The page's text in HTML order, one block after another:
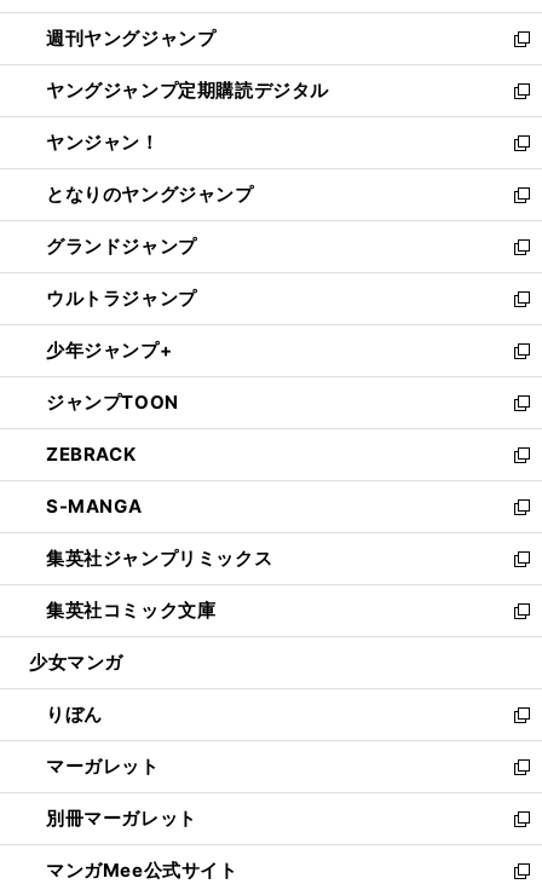
開
く
ウ
で
開
く
ン
ド
ウ
で
開
く
ウ
ィ
ン
ド
ウ
で
開
く
週刊ヤングジャンプ
新
し
い
ウ
ィ
ン
ド
ウ
で
開
く
ヤングジャンプ定期購読デジタル
新
し
い
ウ
ィ
ン
ド
ウ
で
開
く
ヤンジャン！
新
し
い
ウ
ィ
ン
ド
ウ
で
開
く
となりのヤングジャンプ
新
し
い
ウ
ィ
ン
ド
ウ
で
開
く
グランドジャンプ
新
し
い
ウ
ィ
ン
ド
ウ
で
開
く
ウルトラジャンプ
新
し
い
ウ
ィ
ン
ド
ウ
で
開
く
少年ジャンプ+
新
し
い
ウ
ィ
ン
ド
ウ
で
開
く
ジャンプTOON
新
し
い
ウ
ィ
ン
ド
ウ
で
開
ZEBRACK
新
し
い
ウ
ィ
ン
ド
ウ
開
く
S-MANGA
新
し
い
ウ
ィ
ン
ウ
で
開
く
集英社ジャンプリミックス
新
し
い
ウ
ン
ド
ウ
で
開
く
集英社コミック文庫
新
し
ウ
ィ
ン
ド
ウ
で
開
く
少女マンガ
りぼん
新
し
い
ウ
ィ
ン
ド
マーガレット
新
し
い
ウ
ィ
別冊マーガレット
新
し
い
マンガMee公式サイト 新